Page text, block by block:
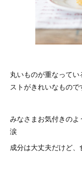
丸いものが重なって
ストがきれいなもので
みなさまお気付きのよ
涙
成分は大丈夫だけど、